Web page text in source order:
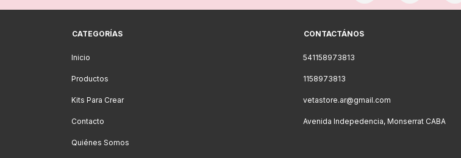
CATEGORÍAS
Inicio
Productos
Kits Para Crear
Contacto
Quiénes Somos
CONTACTÁNOS
541158973813
1158973813
vetastore.ar@gmail.com
Avenida Indepedencia, Monserrat CABA